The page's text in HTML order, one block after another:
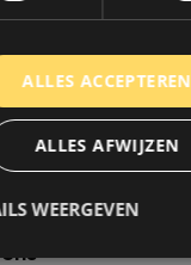
ALLES ACCEPTEREN
ALLES AFWIJZEN
WEERGEVEN